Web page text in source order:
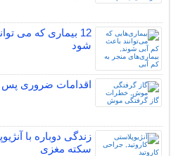
12 بیماری که می
شود
اقدامات ضروری پس
زندگی دوباره با
سکته مغزی